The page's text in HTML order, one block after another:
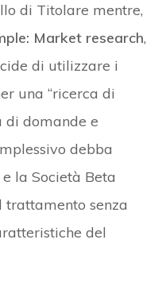
di Titolare mentre,
Market research,
di utilizzare i
una “ricerca di
di domande e
debba
la Società Beta
trattamento senza
del